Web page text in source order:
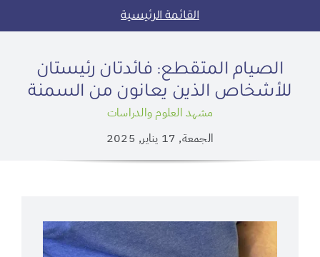
القائمة الرئيسية
الصيام المتقطع: فائدتان رئيستان
للأشخاص الذين يعانون من السمنة
مشهد العلوم والدراسات
الجمعة, 17 يناير, 2025